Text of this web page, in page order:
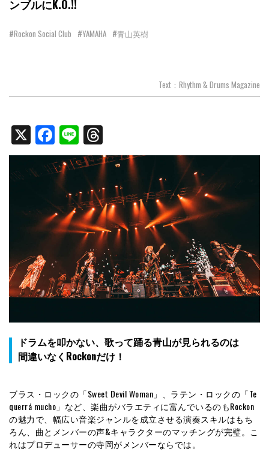
ンブルにK.O.!!
#Rockon Social Club #YAMAHA #青山英樹
Text：Rhythm & Drums Magazine
X Facebook
Line
ドラムを叩かない、歌って踊る青山が見られるのは
間違いなくRockonだけ！
ブラス・ロックの「Sweet Devil Woman」、ラテン・ロックの「Te
querrá mucho」など、楽曲がバラエティに富んでいるのもRockon
の魅力で、幅広い音楽ジャンルを成立させる演奏スキルはもち
ろん、曲とメンバーの声&キャラクターのマッチングが完璧。こ
れはプロデューサーの寺岡がメンバーならでは。